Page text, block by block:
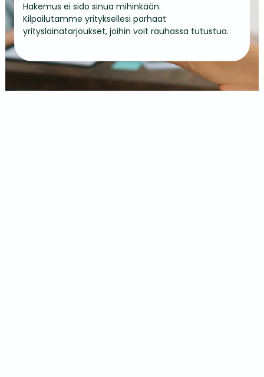
Hakemus ei sido sinua mihinkään.
Kilpailutamme yrityksellesi parhaat
yrityslainatarjoukset, joihin voit rauhassa tutustua.